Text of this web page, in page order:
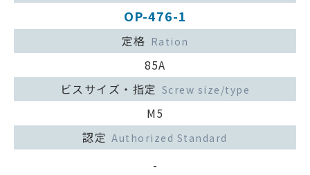
OP-476-1
定格 Ration
85A
ビスサイズ・指定 Screw size/type
M5
認定 Authorized Standard
-